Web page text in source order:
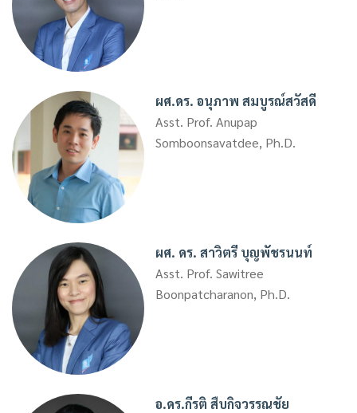
ผศ.ดร. อนุภาพ สมบูรณ์สวัสดี
Asst. Prof. Anupap
Somboonsavatdee, Ph.D.
ผศ. ดร. สาวิตรี บุญพัชรนนท์
Asst. Prof. Sawitree
Boonpatcharanon, Ph.D.
อ.ดร.กีรติ สืบกิจวรรณชัย